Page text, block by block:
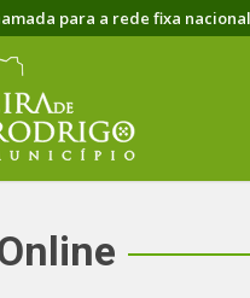
para a rede fixa